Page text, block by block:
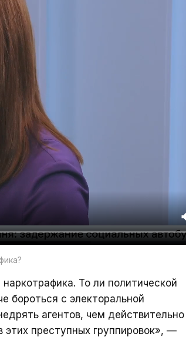
То ли политической
бороться с электоральной
агентов, чем действительно
этих преступных группировок», —